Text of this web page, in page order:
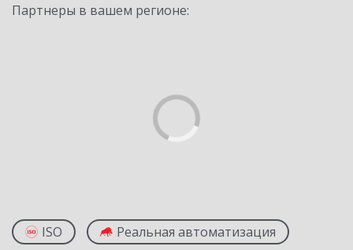
Партнеры в вашем регионе:
ISO Реальная автоматизация